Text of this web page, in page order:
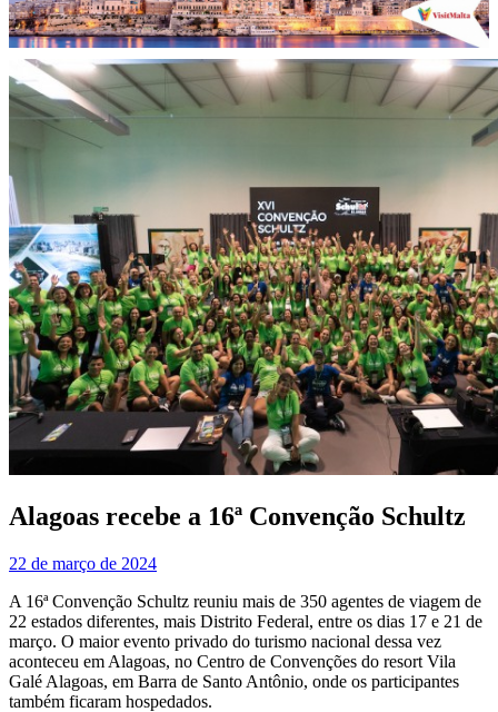
Alagoas recebe a 16ª Convenção Schultz
22 de março de 2024
A 16ª Convenção Schultz reuniu mais de 350 agentes de viagem de
22 estados diferentes, mais Distrito Federal, entre os dias 17 e 21 de
março. O maior evento privado do turismo nacional dessa vez
aconteceu em Alagoas, no Centro de Convenções do resort Vila
Galé Alagoas, em Barra de Santo Antônio, onde os participantes
também ficaram hospedados.